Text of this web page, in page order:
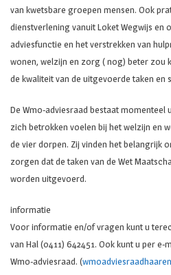
van kwetsbare groepen mensen. Ook
dienstverlening vanuit Loket Wegwijs en
adviesfunctie en het verstrekken van
wonen, welzijn en zorg ( nog) beter zou
de kwaliteit van de uitgevoerde taken en
De Wmo-adviesraad bestaat momenteel
zich betrokken voelen bij het welzijn en
de vier dorpen. Zij vinden het belangrijk
zorgen dat de taken van de Wet
worden uitgevoerd.
informatie
Voor informatie en/of vragen kunt u
van Hal (0411) 642451. Ook kunt u per
Wmo-adviesraad. (